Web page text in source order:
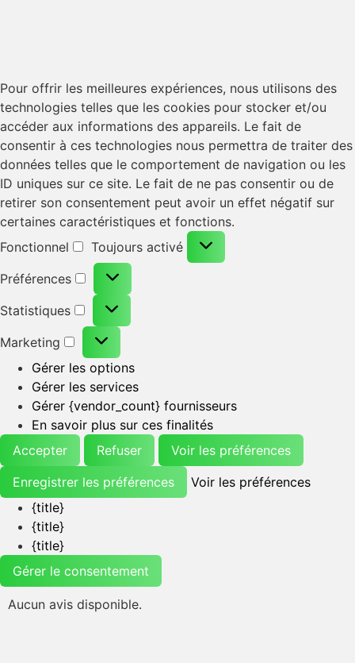
Pour offrir les meilleures expériences, nous utilisons des
technologies telles que les cookies pour stocker et/ou
accéder aux informations des appareils. Le fait de
consentir à ces technologies nous permettra de traiter des
données telles que le comportement de navigation ou les
ID uniques sur ce site. Le fait de ne pas consentir ou de
retirer son consentement peut avoir un effet négatif sur
certaines caractéristiques et fonctions.
Fonctionnel
Toujours activé
Préférences
Statistiques
Marketing
Gérer les options
Gérer les services
Gérer {vendor_count} fournisseurs
En savoir plus sur ces finalités
Accepter
Refuser
Voir les préférences
Enregistrer les préférences
Voir les préférences
{title}
{title}
{title}
Gérer le consentement
Aucun avis disponible.